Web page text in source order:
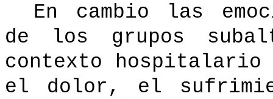
En cambio las
de los grupos
contexto hospitalario
el dolor, el